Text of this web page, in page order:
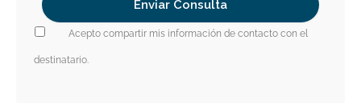
Acepto compartir mis información de contacto con el
destinatario.